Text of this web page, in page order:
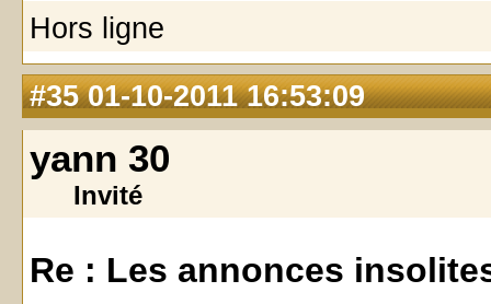
Hors ligne
#35 01-10-2011 16:53:09
yann 30
Invité
Re : Les annonces